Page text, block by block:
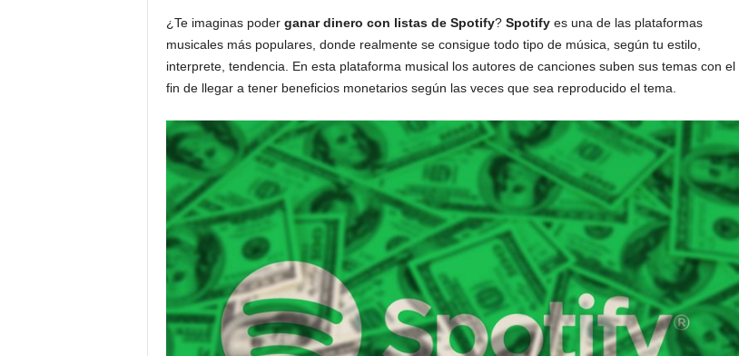
¿Te imaginas poder ganar dinero con listas de Spotify? Spotify es una de las plataformas
musicales más populares, donde realmente se consigue todo tipo de música, según tu estilo,
interprete, tendencia. En esta plataforma musical los autores de canciones suben sus temas con el
fin de llegar a tener beneficios monetarios según las veces que sea reproducido el tema.